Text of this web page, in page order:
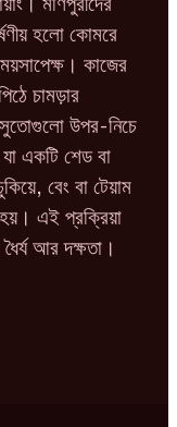
হলো কোমরে
কাজের
চামড়ার
উপর-নিচে
একটি শেড বা
বেং বা টেয়াম
এই প্রক্রিয়া
আর দক্ষতা।